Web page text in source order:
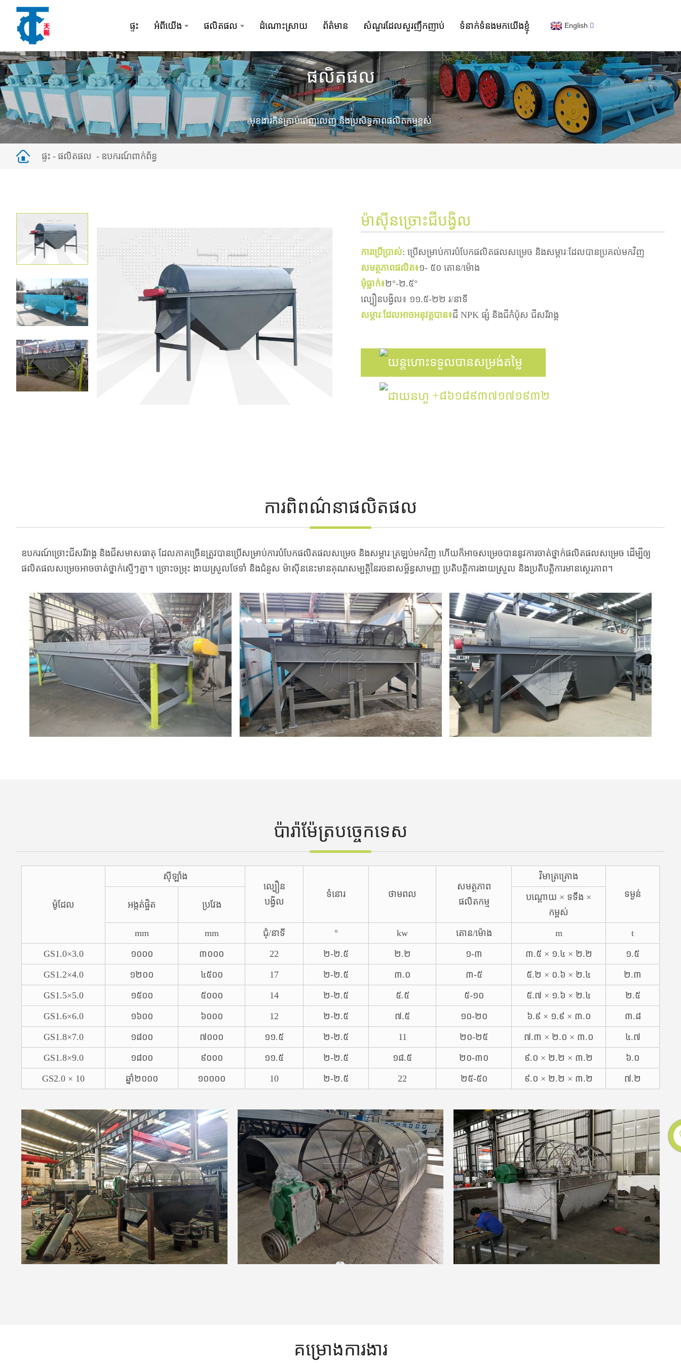
ផ្ទះ អំពីយើង ផលិតផល ដំណោះស្រាយ ព័ត៌មាន សំណួរដែលសួរញឹកញាប់ ទំនាក់ទំនងមកយើងខ្ញុំ English
ផលិតផល
មុខងារ​កិន​គ្រាប់​ពេញលេញ និង​ប្រសិទ្ធភាព​ផលិតកម្ម​ខ្ពស់
ផ្ទះ ផលិតផល ឧបករណ៍ពាក់ព័ន្ធ
ម៉ាស៊ីនច្រោះជីបង្វិល
ការប្រើប្រាស់: ប្រើសម្រាប់ការបំបែកផលិតផលសម្រេច និងសម្ភារៈដែលបានប្រគល់មកវិញ
សមត្ថភាពផលិត៖១- ៥០ តោន/ម៉ោង
មុំ​ធ្លាក់៖២°-២.៥°
ល្បឿនបង្វិល៖ ១១.៥-២២ រ/នាទី
សម្ភារៈដែលអាចអនុវត្តបាន៖ជី NPK ផ្សំ និងជីកំប៉ុស ជីសរីរាង្គ
ទទួលបានសម្រង់តម្លៃ
+៨៦១៨៩៣៧១៧១៩៣២
ការពិពណ៌នាផលិតផល
ឧបករណ៍​ច្រោះ​ជី​សរីរាង្គ និង​ជី​សមាសធាតុ ដែល​ភាគច្រើន​ត្រូវ​បាន​ប្រើ​សម្រាប់​ការ​បំបែក​ផលិតផល​សម្រេច និង​សម្ភារៈ​ត្រឡប់​មក​វិញ ហើយ​ក៏​អាច​សម្រេច​បាន​នូវ​ការ​ចាត់​ថ្នាក់​ផលិតផល​សម្រេច ដើម្បី​ឲ្យ​
ផលិតផល​សម្រេច​អាច​ចាត់​ថ្នាក់​ស្មើៗ​គ្នា។ ច្រោះ​ចម្រុះ ងាយស្រួល​ថែទាំ និង​ជំនួស ម៉ាស៊ីន​នេះ​មាន​គុណសម្បត្តិ​នៃ​រចនាសម្ព័ន្ធ​សាមញ្ញ ប្រតិបត្តិការ​ងាយស្រួល និង​ប្រតិបត្តិការ​មាន​ស្ថេរភាព។
ប៉ារ៉ាម៉ែត្របច្ចេកទេស
ម៉ូដែល
ស៊ីឡាំង
ល្បឿន
បង្វិល
ទំនោរ ថាមពល
សមត្ថភាព
ផលិតកម្ម
វិមាត្រគ្រោង
ទម្ងន់
អង្កត់ផ្ចិត
ប្រវែង
បណ្តោយ × ទទឹង ×
កម្ពស់
mm mm ជុំ/នាទី ° kw តោន/ម៉ោង m t
GS1.0×3.0 ១០០០ ៣០០០ 22 ២-២.៥ ២.២ ១-៣ ៣.៥ × ១.៤ × ២.២ ១.៥
GS1.2×4.0 ១២០០ ៤៥០០ 17 ២-២.៥ ៣.០ ៣-៥ ៥.២ × ០.៦ × ២.៤ ២.៣
GS1.5×5.0 ១៥០០ ៥០០០ 14 ២-២.៥ ៥.៥ ៥-១០ ៥.៧ × ១.៦ × ២.៤ ២.៥
GS1.6×6.0 ១៦០០ ៦០០០ 12 ២-២.៥ ៧.៥ ១០-២០ ៦.៩ × ១.៩ × ៣.០ ៣.៨
GS1.8×7.0 ១៨០០ ៧០០០ ១១.៥ ២-២.៥ 11 ២០-២៥ ៧.៣ × ២.០ × ៣.០ ៤.៧
GS1.8×9.0 ១៨០០ ៩០០០ ១១.៥ ២-២.៥ ១៨.៥ ២០-៣០ ៩.០ × ២.២ × ៣.២ ៦.០
GS2.0 × 10 ឆ្នាំ២០០០ ១០០០០ 10 ២-២.៥ 22 ២៥-៥០ ៩.០ × ២.២ × ៣.២ ៧.២
គម្រោងការងារ